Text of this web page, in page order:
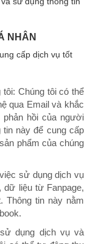
NHÂN
cấp dịch vụ tốt
Chúng tôi có thể
qua Email và khắc
hồi của người
tin này để cung cấp
phẩm của chúng
sử dụng dịch vụ
dữ liệu từ Fanpage,
Thông tin này nằm
dụng dịch vụ và